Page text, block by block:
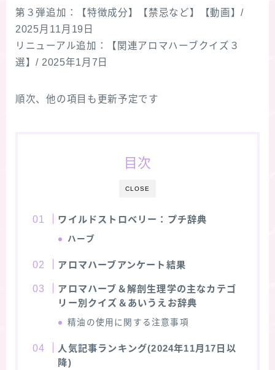
公式ウェブサイト『Botanical Study』
Cジャスミン瑠璃地楽の主な活動先リンク集
プロフィール
おすすめ商品＆レビュー
版限定)
お問い合わせ
サイトマップ
第３弾追加：【特徴成分】【禁忌など】【動画】/
2025月11月19日
リニューアル追加：【関連アロマハーブクイズ３
選】/ 2025年1月7日
順次、他の項目も更新予定です
CLOSE
目次
ワイルドストロベリー：プチ辞典
ハーブ
アロマハーブアンケート結果
アロマハーブ＆解剖生理学の主なカテゴ
リー別クイズ＆あいうえお辞典
精油の使用に関する注意事項
人気記事ランキング(2024年11月17日以
降)